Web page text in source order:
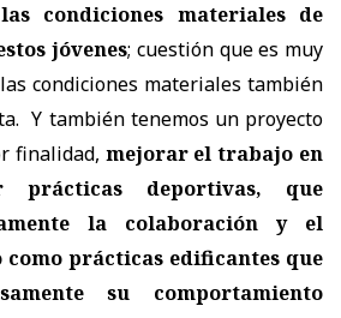
condiciones materiales de
jóvenes; cuestión que es muy
condiciones materiales también
Y también tenemos un proyecto
finalidad, mejorar el trabajo en
prácticas deportivas, que
la colaboración y el
prácticas edificantes que
su comportamiento